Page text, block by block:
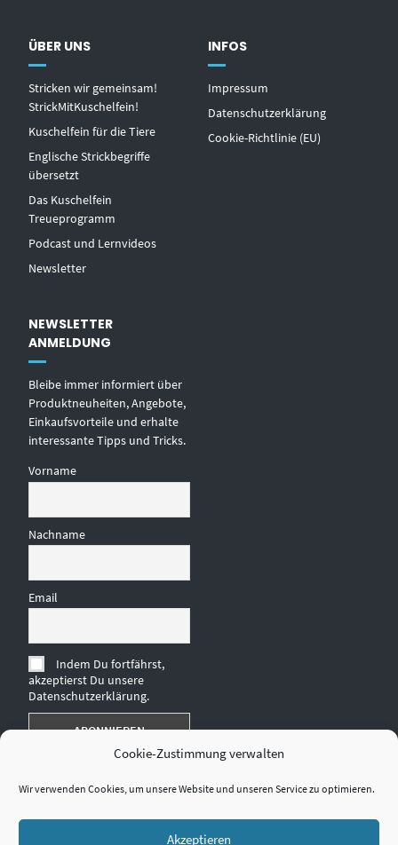
Cookie-Zustimmung verwalten
Wir verwenden Cookies, um unsere Website und unseren Service zu optimieren.
Akzeptieren
ÜBER UNS
Stricken wir gemeinsam!
StrickMitKuschelfein!
Kuschelfein für die Tiere
Englische Strickbegriffe
übersetzt
Das Kuschelfein
Treueprogramm
Podcast und Lernvideos
Newsletter
INFOS
Impressum
Datenschutzerklärung
Cookie-Richtlinie (EU)
NEWSLETTER
ANMELDUNG
Bleibe immer informiert über
Produktneuheiten, Angebote,
Einkaufsvorteile und erhalte
interessante Tipps und Tricks.
Vorname
Nachname
Email
Indem Du fortfährst,
akzeptierst Du unsere
Datenschutzerklärung.